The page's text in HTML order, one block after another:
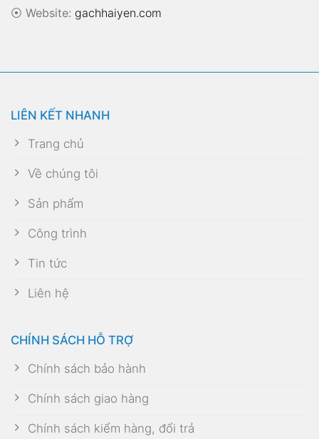
⦿ Website: gachhaiyen.com
LIÊN KẾT NHANH
Trang chủ
Về chúng tôi
Sản phẩm
Công trình
Tin tức
Liên hệ
CHÍNH SÁCH HỖ TRỢ
Chính sách bảo hành
Chính sách giao hàng
Chính sách kiểm hàng, đổi trả